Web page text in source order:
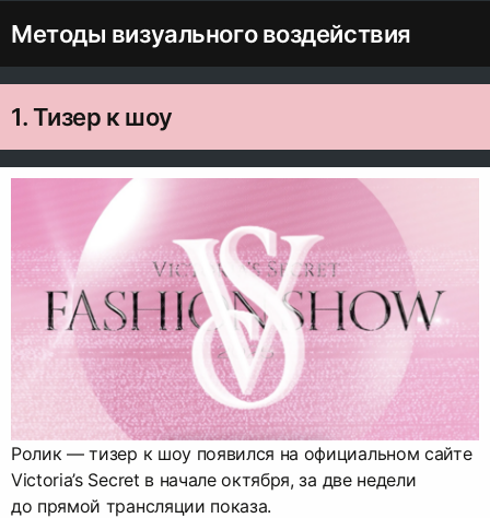
Методы визуального воздействия
1. Тизер к шоу
Ролик — тизер к шоу появился на официальном сайте
Victoria’s Secret в начале октября, за две недели
до прямой трансляции показа.